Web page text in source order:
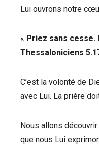
Lui ouvrons notre
« Priez sans cesse.
Thessaloniciens
C’est la volonté de
avec Lui. La prière
Nous allons
que nous Lui